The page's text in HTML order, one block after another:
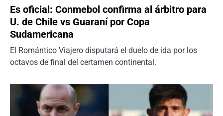
Es oficial: Conmebol confirma al árbitro para
U. de Chile vs Guaraní por Copa
Sudamericana
El Romántico Viajero disputará el duelo de ida por los
octavos de final del certamen continental.